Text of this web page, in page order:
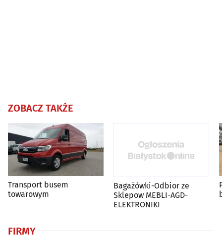
ZOBACZ TAKŻE
Transport busem
towarowym
Bagażówki-Odbior ze
Sklepow MEBLI-AGD-
ELEKTRONIKI
FIRMY